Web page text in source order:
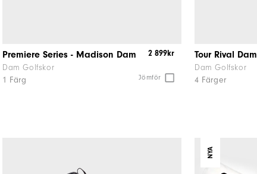
Premiere Series - Madison Dam
Dam Golfskor
Jömför
1 Färg
2 899kr Tour Rival Dam
Dam Golfskor
4 Färger
NYA